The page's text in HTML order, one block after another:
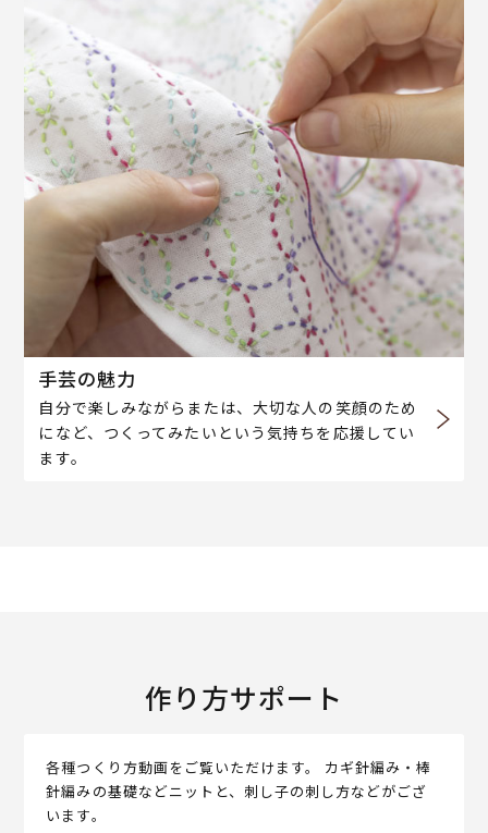
手芸の魅力
自分で楽しみながらまたは、大切な人の笑顔のため
になど、つくってみたいという気持ちを応援してい
ます。
作り方サポート
各種つくり方動画をご覧いただけます。 カギ針編み・棒
針編みの基礎などニットと、刺し子の刺し方などがござ
います。